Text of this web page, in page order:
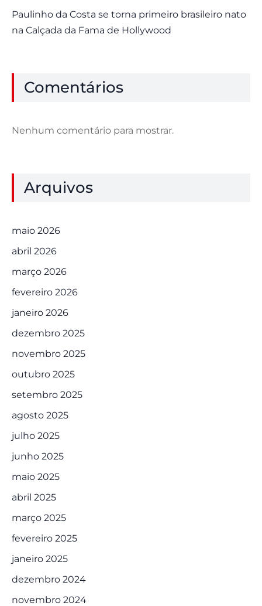
Paulinho da Costa se torna primeiro brasileiro nato
na Calçada da Fama de Hollywood
Comentários
Nenhum comentário para mostrar.
Arquivos
maio 2026
abril 2026
março 2026
fevereiro 2026
janeiro 2026
dezembro 2025
novembro 2025
outubro 2025
setembro 2025
agosto 2025
julho 2025
junho 2025
maio 2025
abril 2025
março 2025
fevereiro 2025
janeiro 2025
dezembro 2024
novembro 2024